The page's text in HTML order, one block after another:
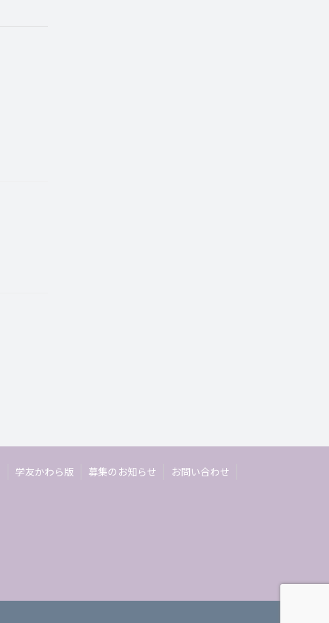
学友かわら版 募集のお知らせ お問い合わせ